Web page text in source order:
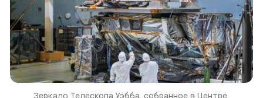
Зеркало Телескопа Уэбба, собранное в Центре